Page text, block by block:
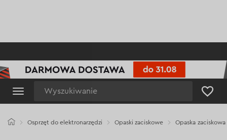
Osprzęt do elektronarzędzi Opaski zaciskowe Opaska